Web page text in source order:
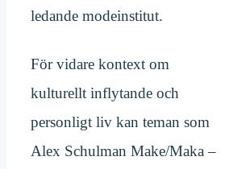
ledande modeinstitut.
För vidare kontext om
kulturellt inflytande och
personligt liv kan teman som
Alex Schulman Make/Maka –